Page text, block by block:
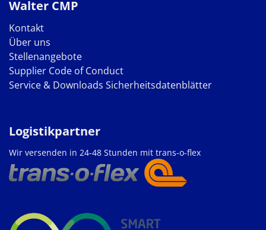
Walter CMP
Kontakt
Über uns
Stellenangebote
Supplier Code of Conduct
Service & Downloads Sicherheitsdatenblätter
Logistikpartner
Wir versenden in 24-48 Stunden mit trans-o-flex